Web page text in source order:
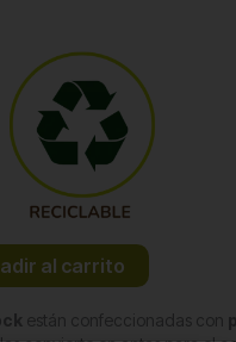
al carrito